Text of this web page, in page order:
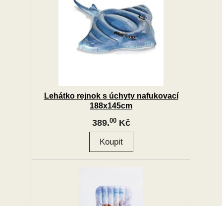
Lehátko rejnok s úchyty nafukovací
188x145cm
389.00Kč